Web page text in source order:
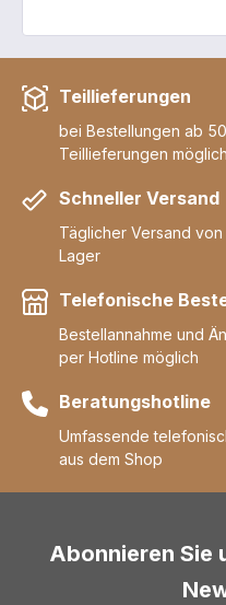
Teillieferungen
bei Bestellungen ab
Teillieferungen möglich
Schneller Versand
Täglicher Versand
Lager
Telefonische
Bestellannahme und
per Hotline möglich
Beratungshotline
Umfassende
aus dem Shop
Abonnieren Sie